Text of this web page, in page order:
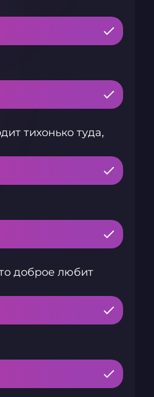
тихонько туда,
доброе любит